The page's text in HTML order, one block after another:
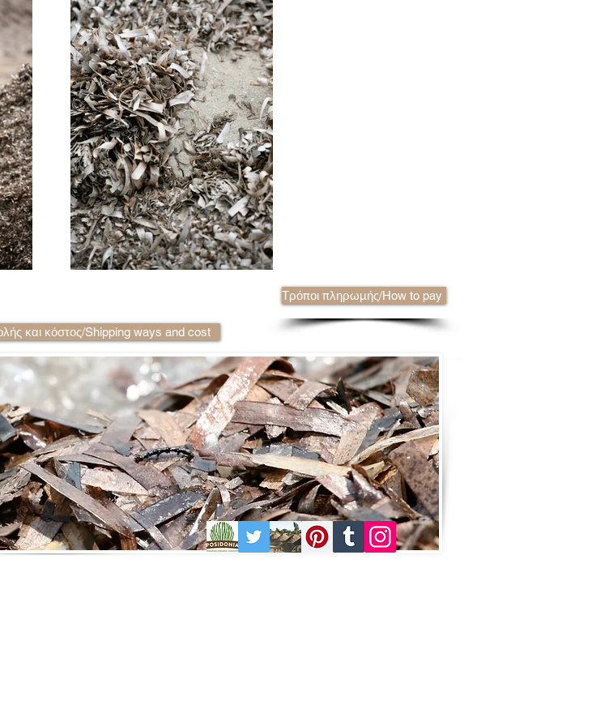
Τρόποι πληρωμής/How to pay
και κόστος/Shipping ways and cost